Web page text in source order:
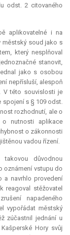
odst. 2 citovaného
aplikovatelné i na
městský soud jako s
který nesplňoval
stanovit,
jako s osobou
nepřísluší, alespoň
V této souvislosti je
spojení s § 109 odst.
rozhodnutí, ale o
nutnosti aplikace
o zákonnosti
vadou řízení.
důvodnou
oznámení vstupu do
a navrhlo provedení
reagoval stěžovatel
napadeného
vypořádat městský
zúčastnil jednání u
Hory svůj